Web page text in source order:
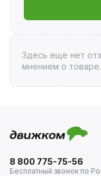
Здесь ещё нет
мнением о товаре.
8 800 775-75-56
Бесплатный звонок по